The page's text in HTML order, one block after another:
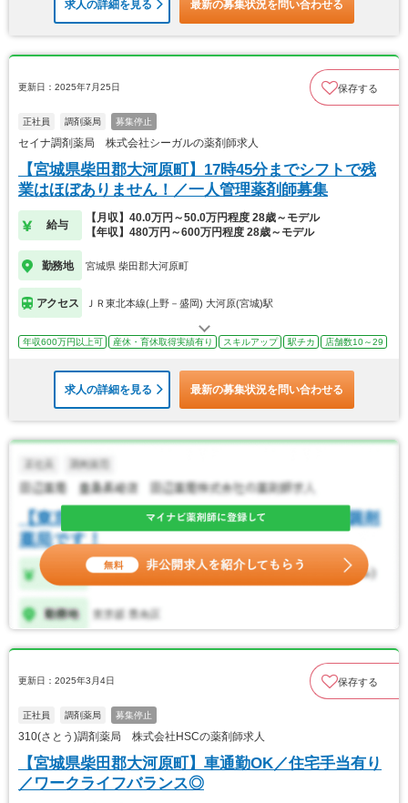
求人の詳細を見る 最新の募集状況を問い合わせる
更新日：2025年7月25日 保存する
正社員 調剤薬局 募集停止
セイナ調剤薬局 株式会社シーガルの薬剤師求人
【宮城県柴田郡大河原町】17時45分までシフトで残
業はほぼありません！／一人管理薬剤師募集
給与
【月収】40.0万円～50.0万円程度 28歳～モデル
【年収】480万円～600万円程度 28歳～モデル
勤務地 宮城県 柴田郡大河原町
アクセス ＪＲ東北本線(上野－盛岡) 大河原(宮城)駅
年収600万円以上可 産休・育休取得実績有り スキルアップ 駅チカ 店舗数10～29
求人の詳細を見る 最新の募集状況を問い合わせる
更新日：2025年3月4日 保存する
正社員 調剤薬局 募集停止
310(さとう)調剤薬局 株式会社HSCの薬剤師求人
【宮城県柴田郡大河原町】車通勤OK／住宅手当有り
／ワークライフバランス◎